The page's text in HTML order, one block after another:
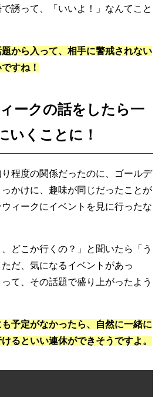
誘って、「いいよ！」なんてこと
から入って、相手に警戒されない
すね！
ークの話をしたら一
いくことに！
程度の関係だったのに、ゴールデ
かけに、趣味が同じだったことが
ィークにイベントを見に行ったな
、どこか行くの？」と聞いたら「う
だ、気になるイベントがあっ
て、その話題で盛り上がったよう
予定がなかったら、自然に一緒に
るといい連休ができそうですよ。